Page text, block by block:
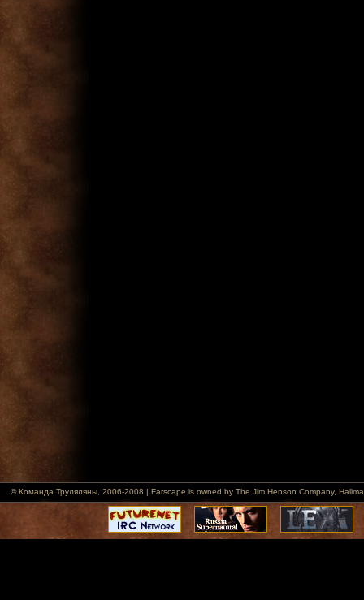
© Команда Труляляны, 2006-2008 | Farscape is owned by The Jim Henson Company,